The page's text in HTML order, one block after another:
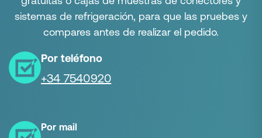
sistemas de refrigeración, para que las pruebes y
compares antes de realizar el pedido.
Por teléfono
+34 7540920
Por mail